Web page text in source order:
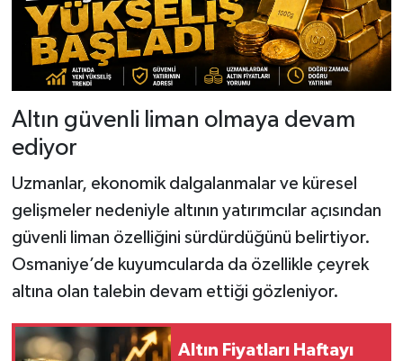
Altın güvenli liman olmaya devam
ediyor
Uzmanlar, ekonomik dalgalanmalar ve küresel
gelişmeler nedeniyle altının yatırımcılar açısından
güvenli liman özelliğini sürdürdüğünü belirtiyor.
Osmaniye’de kuyumcularda da özellikle çeyrek
altına olan talebin devam ettiği gözleniyor.
Altın Fiyatları Haftayı